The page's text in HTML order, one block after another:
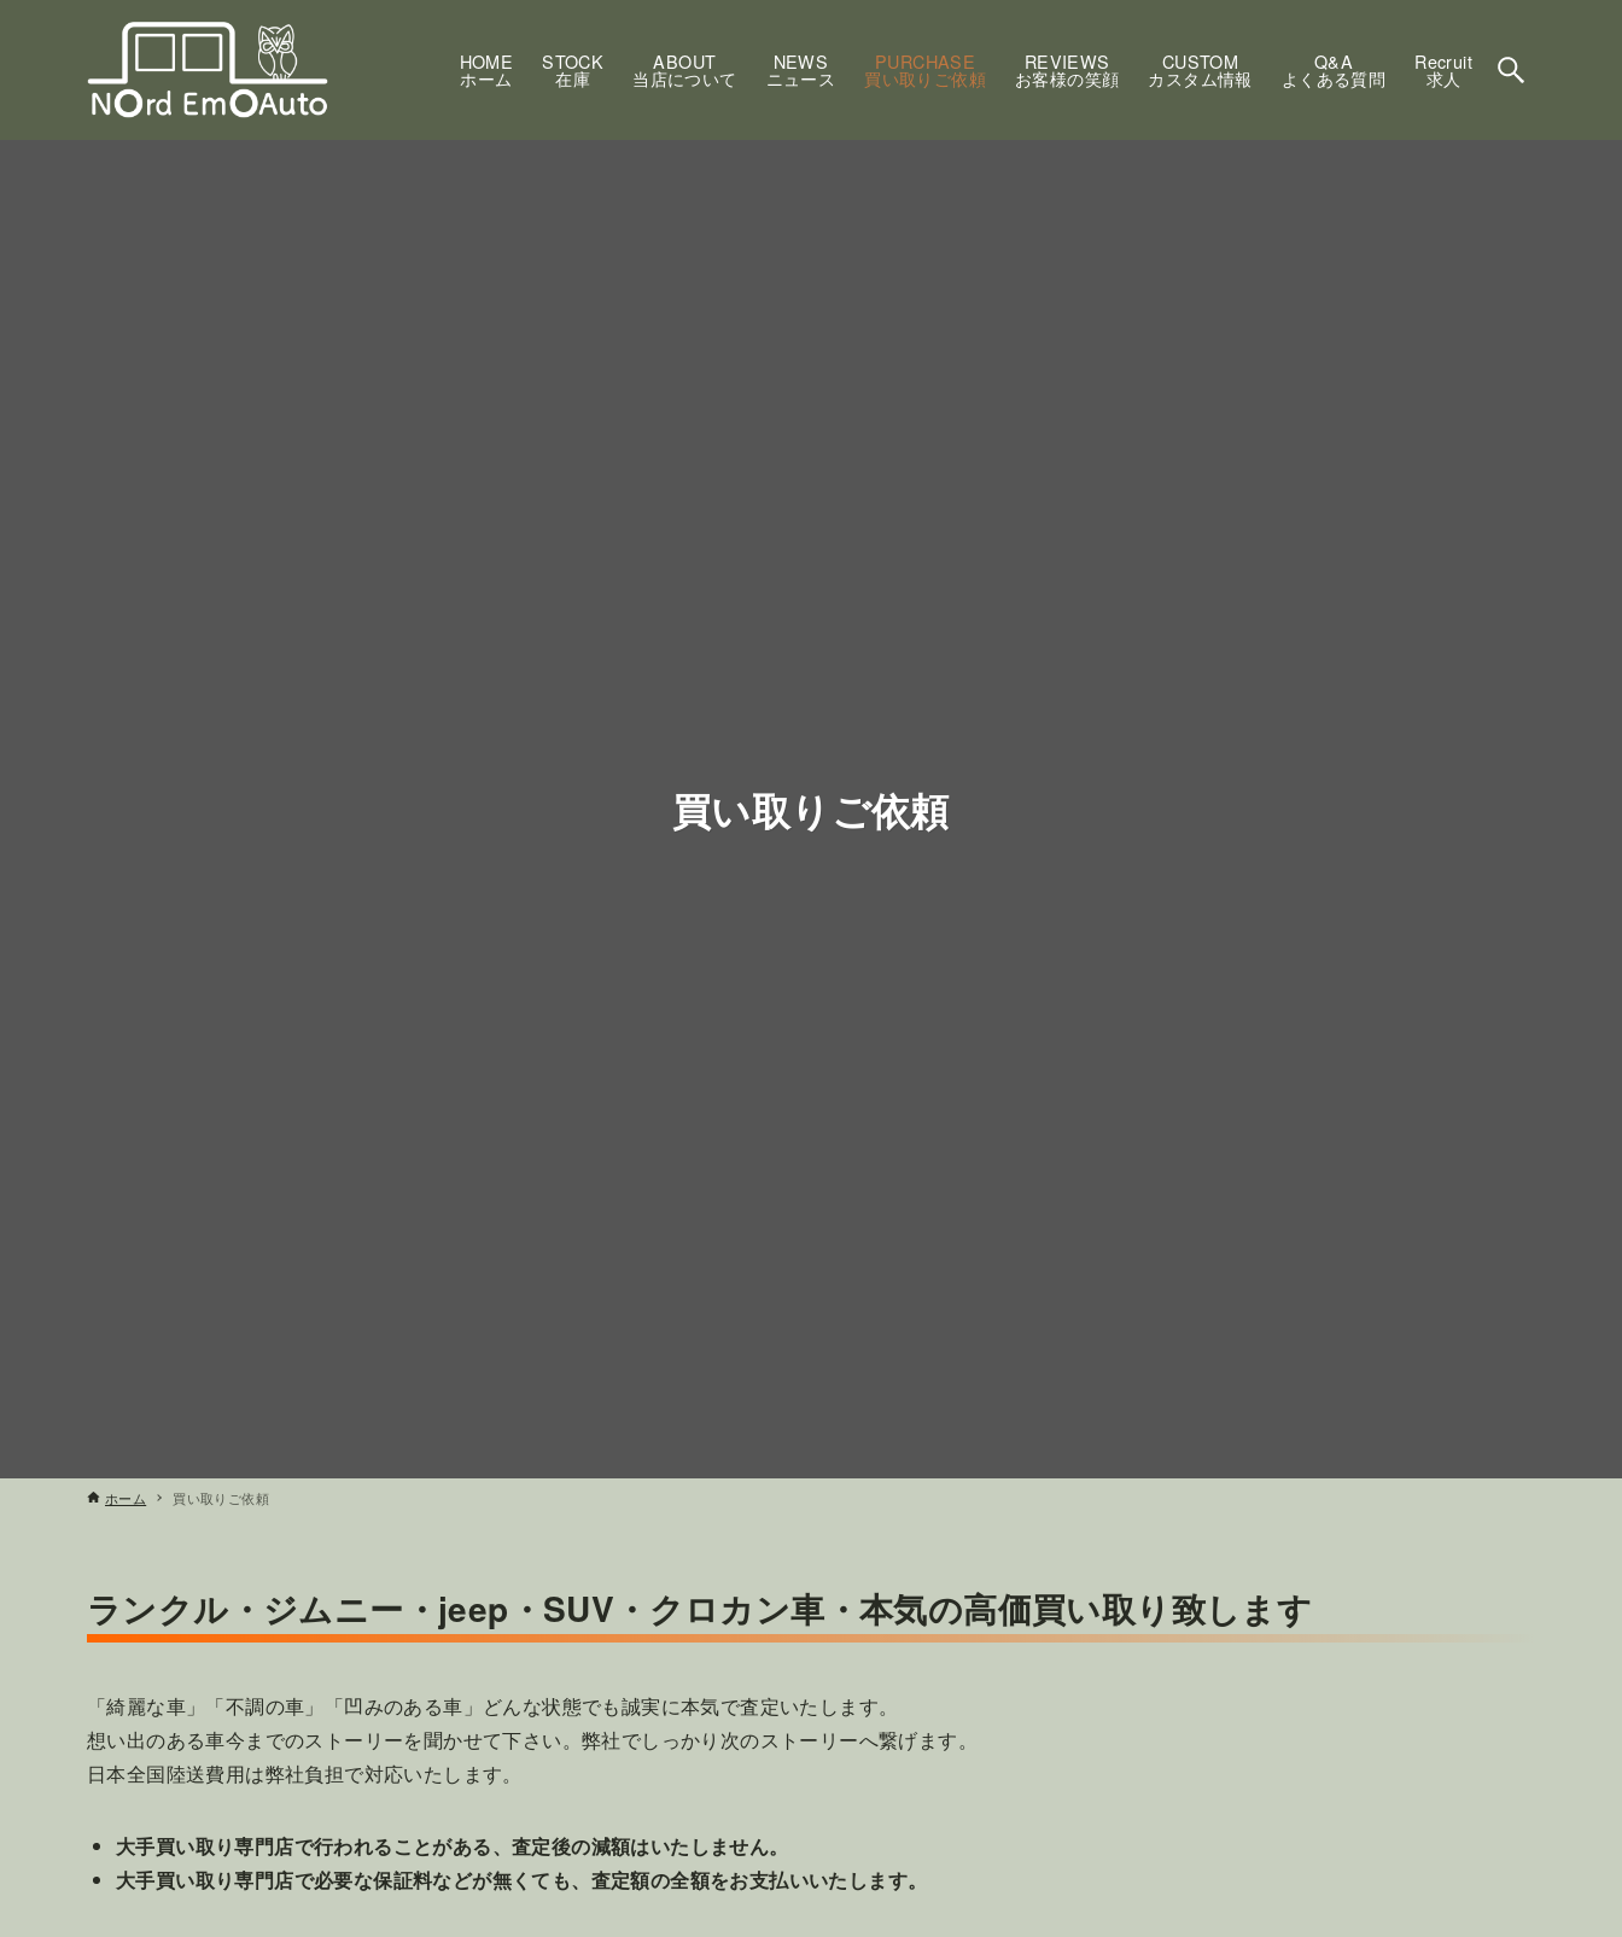
HOME
ホーム
STOCK
在庫
ABOUT
当店について
NEWS
ニュース
PURCHASE
買い取りご依頼
REVIEWS
お客様の笑顔
CUSTOM
カスタム情報
Q&A
よくある質問
Recruit
求人
買い取りご依頼
ホーム 買い取りご依頼
ランクル・ジムニー・jeep・SUV・クロカン車・本気の高価買い取り致します
「綺麗な車」「不調の車」「凹みのある車」どんな状態でも誠実に本気で査定いたします。
想い出のある車今までのストーリーを聞かせて下さい。弊社でしっかり次のストーリーへ繋げます。
日本全国陸送費用は弊社負担で対応いたします。
大手買い取り専門店で行われることがある、査定後の減額はいたしません。
大手買い取り専門店で必要な保証料などが無くても、査定額の全額をお支払いいたします。